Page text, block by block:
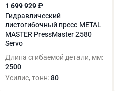
1 699 929 ₽
Гидравлический
листогибочный пресс METAL
MASTER PressMaster 2580
Servo
Длина сгибаемой детали, мм:
2500
Усилие, тонн:80